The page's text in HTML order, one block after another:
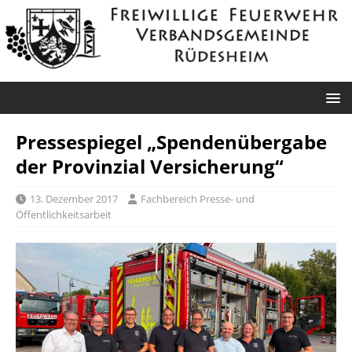
Pressespiegel „Spendenübergabe
der Provinzial Versicherung“
13. Dezember 2017
Fachbereich Presse- und
Öffentlichkeitsarbeit